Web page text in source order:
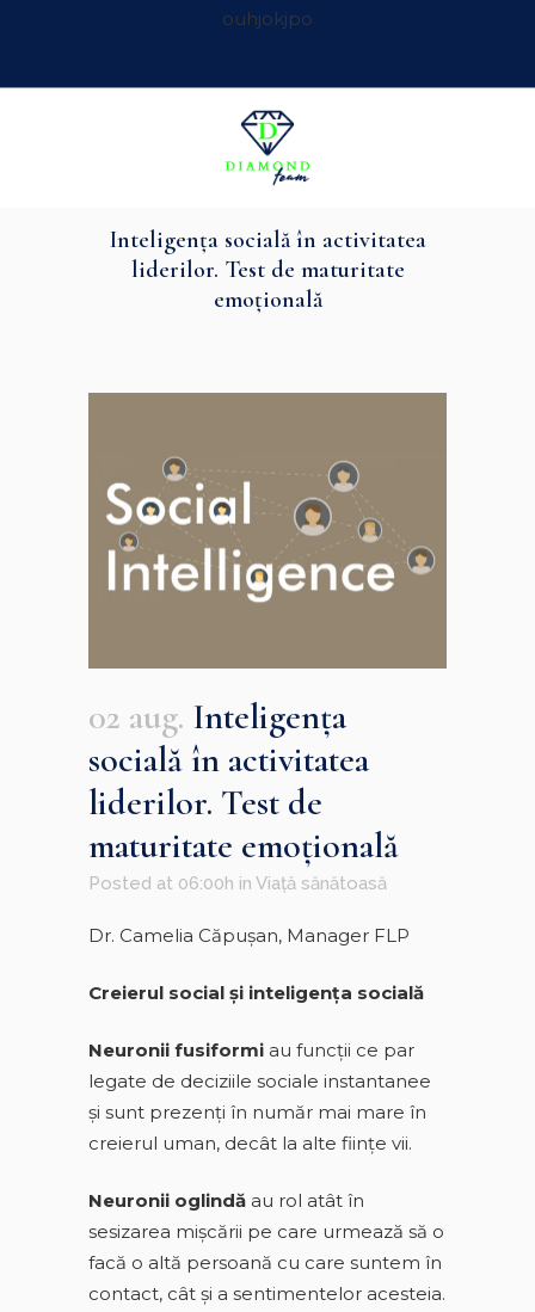
ouhjokjpo
Inteligenţa socială în activitatea
liderilor. Test de maturitate
emoţională
02 aug. Inteligenţa
socială în activitatea
liderilor. Test de
maturitate emoţională
Posted at 06:00h in Viață sănătoasă
Dr. Camelia Căpuşan, Manager FLP
Creierul social şi inteligenţa socială
Neuronii fusiformi au funcții ce par
legate de deciziile sociale instantanee
şi sunt prezenți în număr mai mare în
creierul uman, decât la alte ființe vii.
Neuronii oglindă au rol atât în
sesizarea mişcării pe care urmează să o
facă o altă persoană cu care suntem în
contact, cât şi a sentimentelor acesteia.